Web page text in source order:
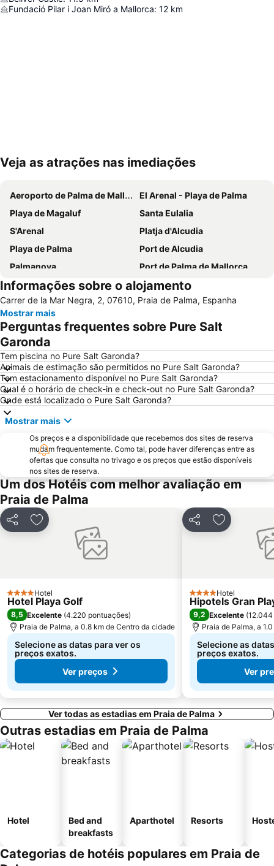
Fundació Pilar i Joan Miró a Mallorca: 12 km
Ampliar mapa
Veja as atrações nas imediações
Aeroporto de Palma de Mallorca
El Arenal - Playa de Palma
Playa de Magaluf
Santa Eulalia
S'Arenal
Platja d'Alcudia
Playa de Palma
Port de Alcudia
Palmanova
Port de Palma de Mallorca
Cala Major
Can Pastilla
Es Trenc
Playa Sa marina de Alcudia
Puerto de Port de Soller
Cala Llombards
Golf de Andratx
Cala d'Or
Platja de Torà o Platja Peguera Torà
Polígono de Levante
Cala Marçal
Riu Centre Palace
Platja de Palma
Cala Comtessa
House of Katmandu
Cala Antena
Cala Blanca - Platja de Palmanova
Platja Palmira o Platja Peguera Palmira o Platja des Pouet
Cala Gran
Puerto de Valdemossa - Sa Marina
Paseo Marítimo
Cala Esmeralda
Ballonfahrt mit All in One Mallorca
Santa Catalina
Cala Santanyi
Les Meravelles
Pabisa Beach Club
Club Marítim San Antonio de la Playa
Sant Jordi
Portals Vells
Informações sobre o alojamento
Carrer de la Mar Negra, 2, 07610, Praia de Palma, Espanha
Mostrar mais
Perguntas frequentes sobre Pure Salt
Garonda
Tem piscina no Pure Salt Garonda?
Animais de estimação são permitidos no Pure Salt Garonda?
Tem estacionamento disponível no Pure Salt Garonda?
Qual é o horário de check-in e check-out no Pure Salt Garonda?
Onde está localizado o Pure Salt Garonda?
Mostrar mais
Os preços e a disponibilidade que recebemos dos sites de reserva
mudam frequentemente. Como tal, pode haver diferenças entre as
ofertas que consulta no trivago e os preços que estão disponíveis
nos sites de reserva.
Um dos Hotéis com melhor avaliação em
Praia de Palma
PartilharAdicionar aos favoritos
4 Estrelas
Hotel
Hotel Playa Golf
8,5 Excelente (4.220 pontuações)
Praia de Palma, a 0.8 km de Centro da cidade
Selecione as datas para ver os
preços exatos.
Ver preços
PartilharAdicionar
4 Estrelas
Hotel
Hipotels Gran
9,2 Excelente (
Praia de Palma, a
Selecione as
preços exatos.
Ver
Ver todas as estadias em Praia de Palma
Outras estadias em Praia de Palma
Hotel
Bed and
breakfasts
Aparthotel Resorts
Categorias de hotéis populares em Praia de